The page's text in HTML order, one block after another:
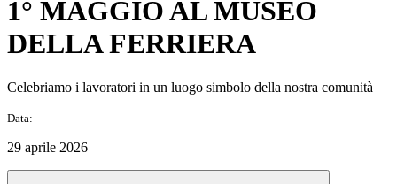
1° MAGGIO AL MUSEO
DELLA FERRIERA
Celebriamo i lavoratori in un luogo simbolo della nostra comunità
Data:
29 aprile 2026